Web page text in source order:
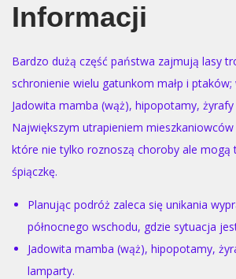
Informacji
Bardzo dużą część państwa zajmują lasy
schronienie wielu gatunkom małp i
Jadowita mamba (wąż), hipopotamy,
Największym utrapieniem
które nie tylko roznoszą choroby ale mogą
śpiączkę.
Planując podróż zaleca się unikania
północnego wschodu, gdzie sytuacja
Jadowita mamba (wąż), hipopotamy,
lamparty.